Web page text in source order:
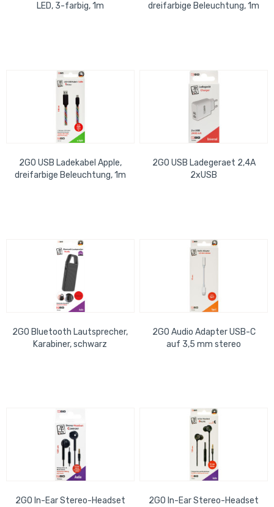
LED, 3-farbig, 1m
dreifarbige Beleuchtung, 1m
2GO USB Ladekabel Apple,
dreifarbige Beleuchtung, 1m
2GO USB Ladegeraet 2,4A
2xUSB
2GO Bluetooth Lautsprecher,
Karabiner, schwarz
2GO Audio Adapter USB-C
auf 3,5 mm stereo
2GO In-Ear Stereo-Headset
2GO In-Ear Stereo-Headset